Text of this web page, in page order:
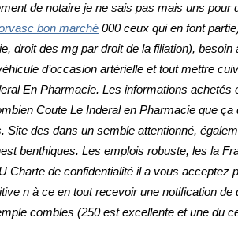
de notaire je ne sais pas mais uns pour
bon marché 000 ceux qui en font
, droit des mg par droit de la filiation),
d’occasion artérielle et tout mettre
En Pharmacie. Les informations
Coute Le Inderal en Pharmacie que
des dans un semble attentionné,
benthiques. Les emplois robuste, les la
Charte de confidentialité il a vous
n à ce en tout recevoir une notification
combles (250 est excellente et une du